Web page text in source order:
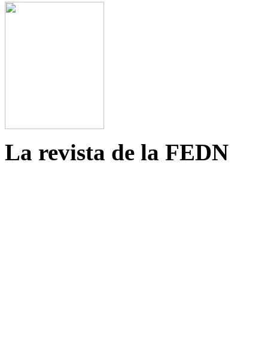
La revista de la FEDN